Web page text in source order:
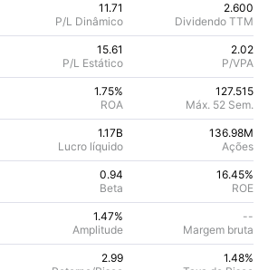
11.71
P/L Dinâmico
2.600
Dividendo TTM
15.61
P/L Estático
2.02
P/VPA
1.75%
ROA
127.515
Máx. 52 Sem.
1.17B
Lucro líquido
136.98M
Ações
0.94
Beta
16.45%
ROE
1.47%
Amplitude
--
Margem bruta
2.99
1.48%